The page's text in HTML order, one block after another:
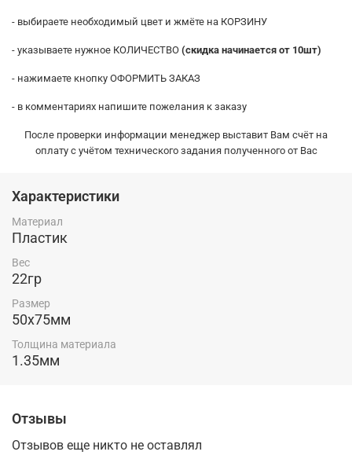
- выбираете необходимый цвет и жмёте на КОРЗИНУ
- указываете нужное КОЛИЧЕСТВО (скидка начинается от 10шт)
- нажимаете кнопку ОФОРМИТЬ ЗАКАЗ
- в комментариях напишите пожелания к заказу
После проверки информации менеджер выставит Вам счёт на
оплату с учётом технического задания полученного от Вас
Характеристики
Материал
Пластик
Вес
22гр
Размер
50х75мм
Толщина материала
1.35мм
Отзывы
Отзывов еще никто не оставлял